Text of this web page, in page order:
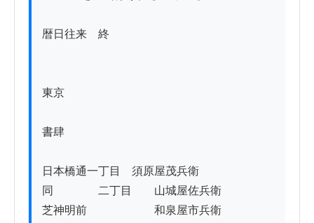
暦日往来　終
東京
書肆
日本橋通一丁目　須原屋茂兵衛
同　　　　二丁目　　山城屋佐兵衛
芝神明前　　　　　　和泉屋市兵衛